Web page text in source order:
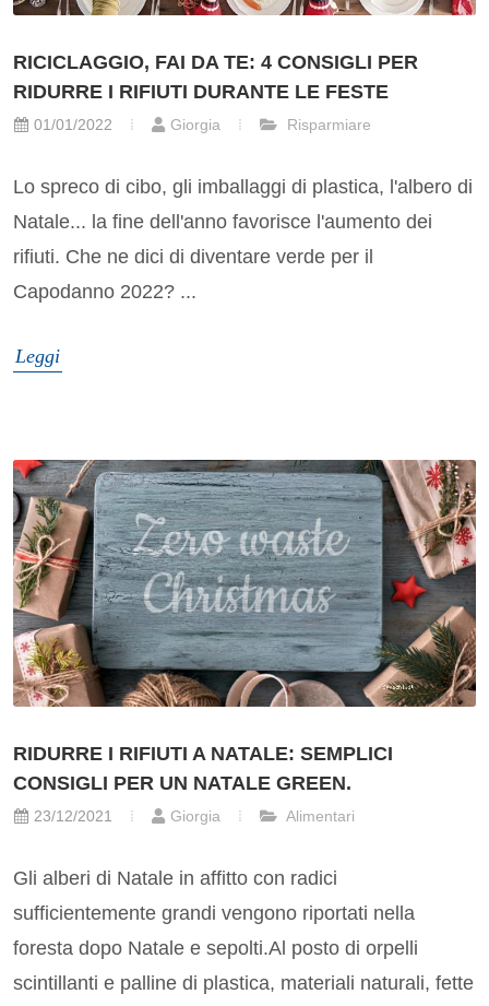
RICICLAGGIO, FAI DA TE: 4 CONSIGLI PER
RIDURRE I RIFIUTI DURANTE LE FESTE
01/01/2022 Giorgia Risparmiare
Lo spreco di cibo, gli imballaggi di plastica, l'albero di
Natale... la fine dell'anno favorisce l'aumento dei
rifiuti. Che ne dici di diventare verde per il
Capodanno 2022? ...
Leggi
RIDURRE I RIFIUTI A NATALE: SEMPLICI
CONSIGLI PER UN NATALE GREEN.
23/12/2021 Giorgia Alimentari
Gli alberi di Natale in affitto con radici
sufficientemente grandi vengono riportati nella
foresta dopo Natale e sepolti.Al posto di orpelli
scintillanti e palline di plastica, materiali naturali, fette